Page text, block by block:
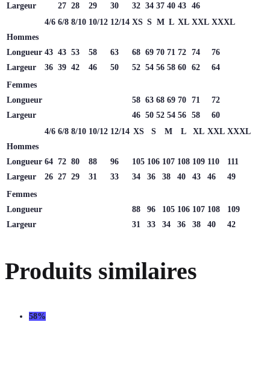
Largeur
27 28 29 30 32 34 37 40 43 46
4/6 6/8 8/10 10/12 12/14 XS S M L XL XXL XXXL
Hommes
Longueur 43 43 53 58 63 68 69 70 71 72 74
76
Largeur
36 39 42 46 50 52 54 56 58 60 62
64
Femmes
Longueur
58 63 68 69 70 71
72
Largeur
46 50 52 54 56 58
60
4/6 6/8 8/10 10/12 12/14 XS S M L XL XXL XXXL
Hommes
Longueur 64 72 80 88 96 105 106 107 108 109 110
111
Largeur
26 27 29 31 33 34 36 38 40 43 46
49
Femmes
Longueur
88 96 105 106 107 108
109
Largeur
31 33 34 36 38 40 42
Produits similaires
58%